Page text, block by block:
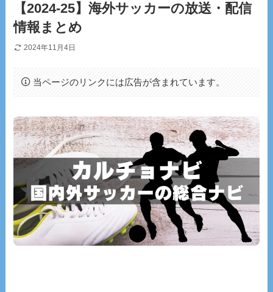
【2024-25】海外サッカーの放送・配信
情報まとめ
2024年11月4日
当ページのリンクには広告が含まれています。